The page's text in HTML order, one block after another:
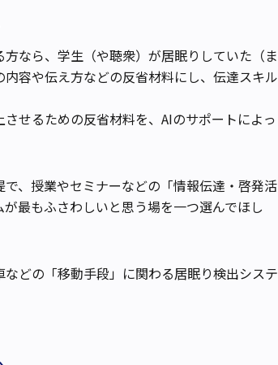
なら、学生（や聴衆）が居眠りしていた（ま
容や伝え方などの反省材料にし、伝達スキル
せるための反省材料を、AIのサポートによっ
、授業やセミナーなどの「情報伝達・啓発活
最もふさわしいと思う場を一つ選んでほし
どの「移動手段」に関わる居眠り検出システ